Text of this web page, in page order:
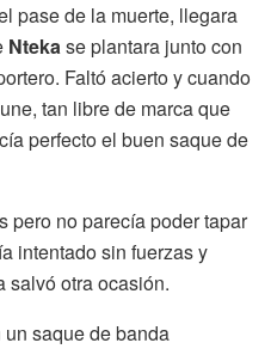
pase de la muerte, llegara
Ntekase plantara junto con
Faltó acierto y cuando
tan libre de marca que
perfecto el buen saque de
pero no parecía poder tapar
intentado sin fuerzas y
salvó otra ocasión.
saque de banda